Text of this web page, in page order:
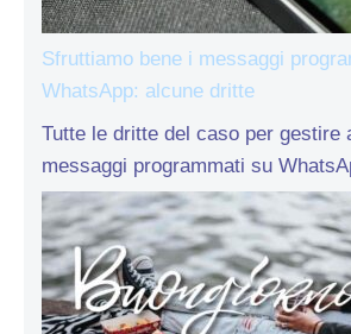
Sfruttiamo bene i messaggi
WhatsApp: alcune dritte
Tutte le dritte del caso per gestire
messaggi programmati su